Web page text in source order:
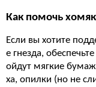
Как помочь
Если вы хотите
е гнезда,
ойдут мягкие
ха, опилки (но не